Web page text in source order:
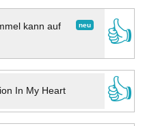
neu
kann auf
👍
In My Heart
👍